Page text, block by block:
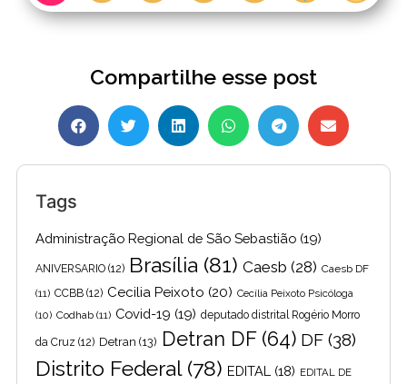
Compartilhe esse post
Tags
Administração Regional de São Sebastião (19)
ANIVERSARIO (12) Brasília (81) Caesb (28) Caesb DF
(11) CCBB (12) Cecilia Peixoto (20) Cecília Peixoto Psicóloga
(10) Codhab (11) Covid-19 (19) deputado distrital Rogério Morro
da Cruz (12) Detran (13) Detran DF(64) DF (38)
Distrito Federal(78) EDITAL (18) EDITAL DE